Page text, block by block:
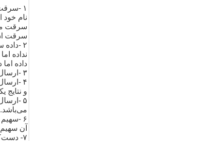
۱ -
نام
سرقت
سرقت
۲ -داده
نداده
داده اما
۳ -
۴ -
و نتایج
۵ -
می‌باشد.
۶ -
آن
۷-